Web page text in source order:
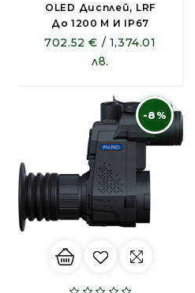
OLED Дисплей, LRF
До 1200 M И IP67
702.52 € / 1,374.01
лв.
-8%